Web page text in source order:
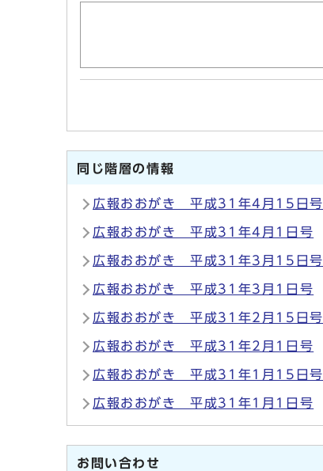
同じ階層の情報
広報おおがき 平成31年4月15日号
広報おおがき 平成31年4月1日号
広報おおがき 平成31年3月15日号
広報おおがき 平成31年3月1日号
広報おおがき 平成31年2月15日号
広報おおがき 平成31年2月1日号
広報おおがき 平成31年1月15日号
広報おおがき 平成31年1月1日号
お問い合わせ